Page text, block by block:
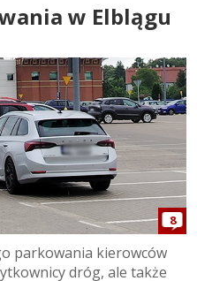
w Elblągu
8
parkowania kierowców
dróg, ale także